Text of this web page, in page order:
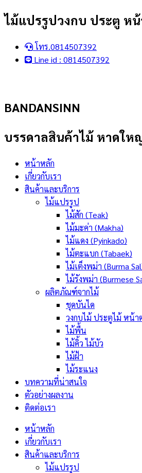
Skip
content
ไม้แปรรูปวงกบ ประตู ห
โทร.0814507392
Line id : 0814507392
BANDANSINN
บรรดาลสินค้าไม้ หาดให
หน้าหลัก
เกี่ยวกับเรา
สินค้าและบริการ
ไม้แปรรูป
ไม้สัก (Teak)
ไม้มะค่า (Makha)
ไม้แดง (Pyinkado)
ไม้ตะแบก (Tabaek)
ไม้เต็งพม่า (Burma
ไม้รังพม่า (Burmese
ผลิตภัณฑ์จากไม้
ชุดบันได
วงกบไม้ ประตูไม้ หน้า
ไม้พื้น
ไม้คิ้ว ไม้บัว
ไม้ฝ้า
ไม้ระแนง
บทความที่น่าสนใจ
ตัวอย่างผลงาน
ติดต่อเรา
หน้าหลัก
เกี่ยวกับเรา
สินค้าและบริการ
ไม้แปรรูป